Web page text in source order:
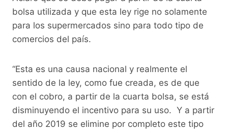
bolsa utilizada y que esta ley rige no solamente
para los supermercados sino para todo tipo de
comercios del país.
“Esta es una causa nacional y realmente el
sentido de la ley, como fue creada, es de que
con el cobro, a partir de la cuarta bolsa, se está
disminuyendo el incentivo para su uso. Y a partir
del año 2019 se elimine por completo este tipo